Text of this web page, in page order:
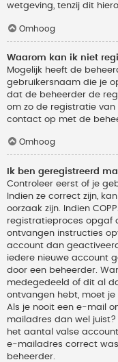
wetgeving, tenzij dit
Omhoog
Waarom kan ik niet
Mogelijk heeft de
gebruikersnaam die je
dat de beheerder de
om zo de registratie van
contact op met de
Omhoog
Ik ben geregistreerd
Controleer eerst of je
Indien ze correct zijn,
oorzaak zijn. Indien
registratieproces opgaf
ontvangen instructies
account dan
iedere nieuwe account
door een beheerder.
medegedeeld of dit al
ontvangen hebt, moet
Als je nooit een e-mail
mailadres dan wel
het aantal valse
e-mailadres correct
beheerder.